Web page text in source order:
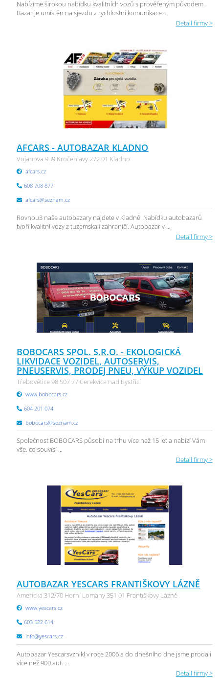
Nabízíme širokou nabídku kvalitních vozů s prověřeným původem.
Bazar je umístěn na sjezdu z rychlostní komunikace ...
Detail firmy >
AFCARS - AUTOBAZAR KLADNO
Vojanova 939 Kročehlavy 272 01 Kladno
afcars.cz
608 708 877
afcars@seznam.cz
Rovnou3 naše autobazary najdete v Kladně. Nabídku autobazarů
tvoří kvalitní vozy z tuzemska i zahraničí. Autobazar v ...
Detail firmy >
BOBOCARS SPOL. S.R.O. - EKOLOGICKÁ
LIKVIDACE VOZIDEL, AUTOSERVIS,
PNEUSERVIS, PRODEJ PNEU, VÝKUP VOZIDEL
Třebovětice 98 507 77 Cerekvice nad Bystřicí
www.bobocars.cz
604 201 074
bobocars@seznam.cz
Společnost BOBOCARS působí na trhu více než 15 let a nabízí Vám
vše, co souvisí ...
Detail firmy >
AUTOBAZAR YESCARS FRANTIŠKOVY LÁZNĚ
Americká 312/70 Horní Lomany 351 01 Františkovy Lázně
www.yescars.cz
603 522 614
info@yescars.cz
Autobazar Yescarsvznikl v roce 2006 a do dnešního dne jsme prodali
více než 900 aut. ...
Detail firmy >